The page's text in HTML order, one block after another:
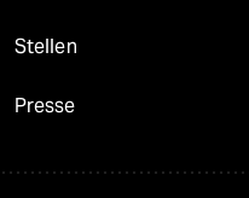
Stellen
Presse